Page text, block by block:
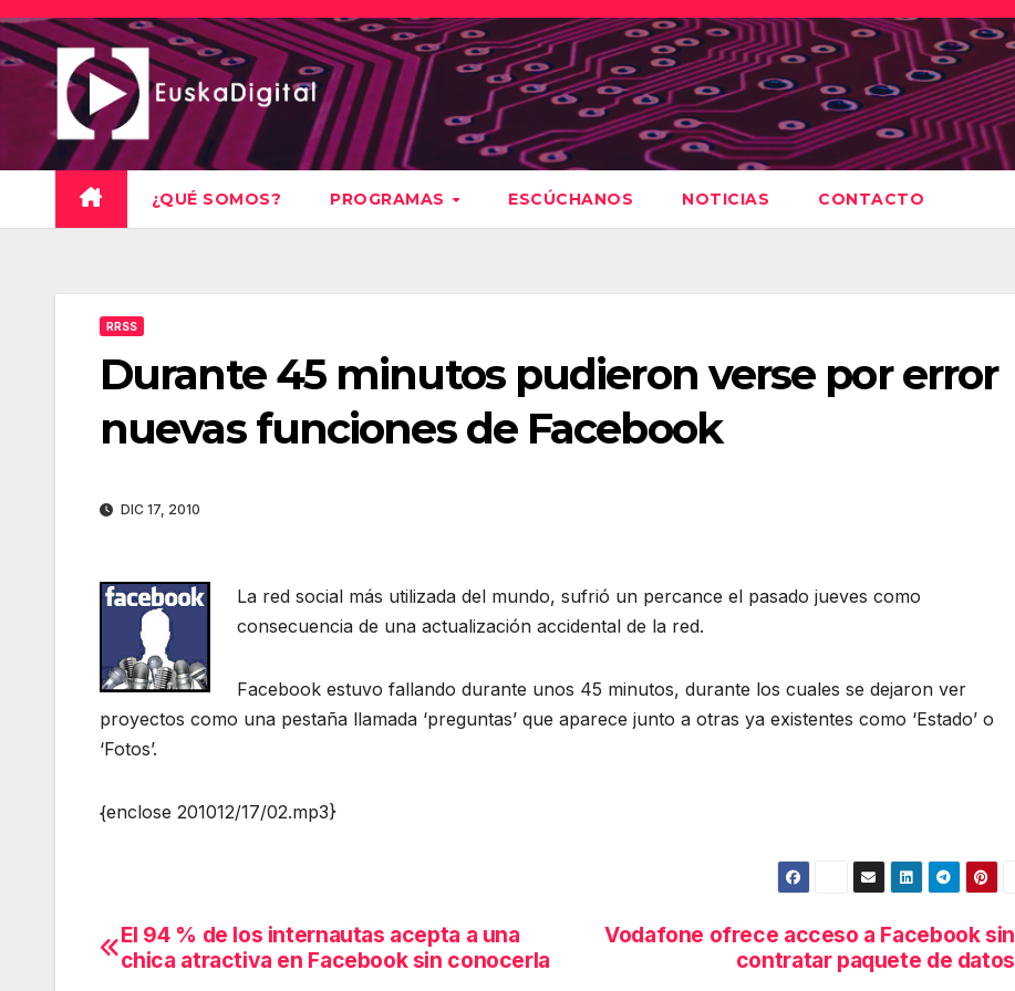
Saltar
al
contenido
¿QUÉ SOMOS? PROGRAMAS ESCÚCHANOS NOTICIAS CONTACTO
RRSS
Durante 45 minutos pudieron verse por error
nuevas funciones de Facebook
DIC 17, 2010
La red social más utilizada del mundo, sufrió un percance el pasado jueves como
consecuencia de una actualización accidental de la red.
Facebook estuvo fallando durante unos 45 minutos, durante los cuales se dejaron ver
proyectos como una pestaña llamada ‘preguntas’ que aparece junto a otras ya existentes como ‘Estado’ o
‘Fotos’.
{enclose 201012/17/02.mp3}
Navegación
Vodafone ofrece acceso a Facebook sin
contratar paquete de datos
El 94 % de los internautas acepta a una
chica atractiva en Facebook sin conocerla